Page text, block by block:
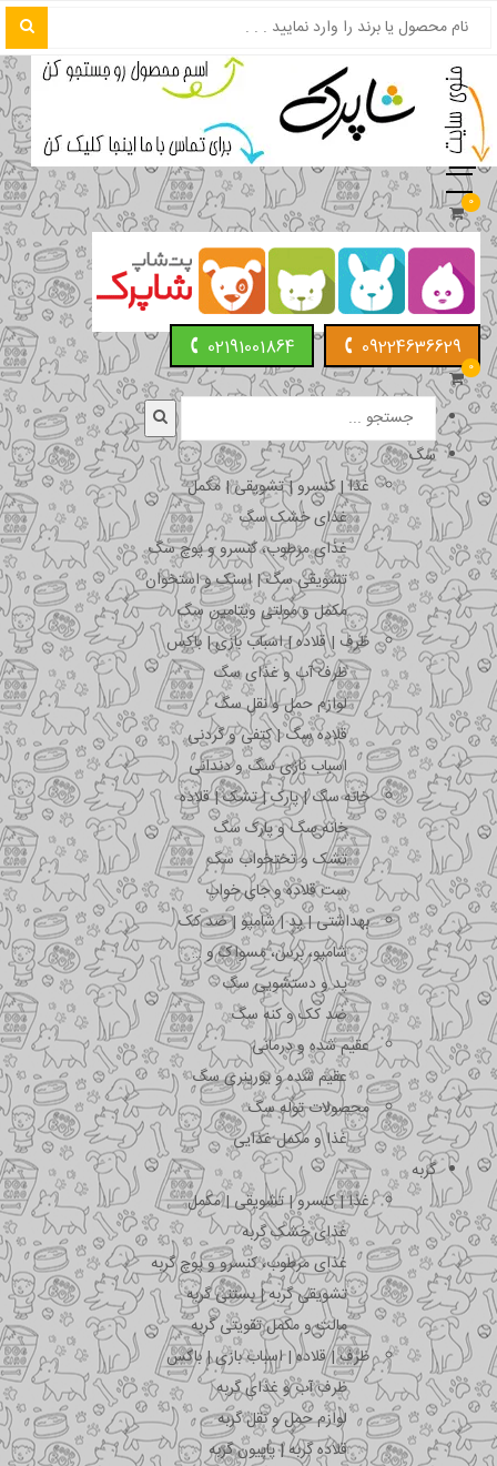
0
09224636629
02191001864
0
سگ
غذا | کنسرو | تشویقی | مکمل
غذای خشک سگ
غذای مرطوب، کنسرو و پوچ سگ
تشویقی سگ | اسنک و استخوان
مکمل و مولتی ویتامین سگ
ظرف | قلاده | اسباب بازی | باکس
ظرف آب و غذای سگ
لوازم حمل و نقل سگ
قلاده سگ | کتفی و گردنی
اسباب بازی سگ و دندانی
خانه سگ | پارک | تشک | قلاده
خانه سگ و پارک سگ
تشک و تختخواب سگ
ست قلاده و جای خواب
بهداشتی | پد | شامپو | ضد کک
شامپو، برس، مسواک و …
پد و دستشویی سگ
ضد کک و کنه سگ
عقیم شده و درمانی
عقیم شده و یورینری سگ
محصولات توله سگ
غذا و مکمل غذایی
گربه
غذا | کنسرو | تشویقی | مکمل
غذای خشک گربه
غذای مرطوب، کنسرو و پوچ گربه
تشویقی گربه | بستنی گربه
مالت و مکمل تقویتی گربه
ظرف | قلاده | اسباب بازی | باکس
ظرف آب و غذای گربه
لوازم حمل و نقل گربه
قلاده گربه | پاپیون گربه